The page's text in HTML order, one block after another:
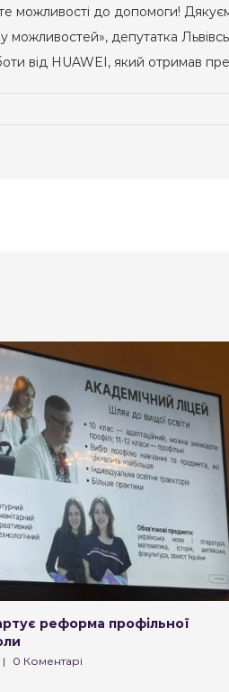
до допомоги!
можливостей», депутатка
від HUAWEI, який отримав
реформа профільної
| 0 Коментарі